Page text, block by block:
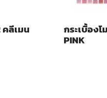
คลีเมน กระเบื้องโ
PINK